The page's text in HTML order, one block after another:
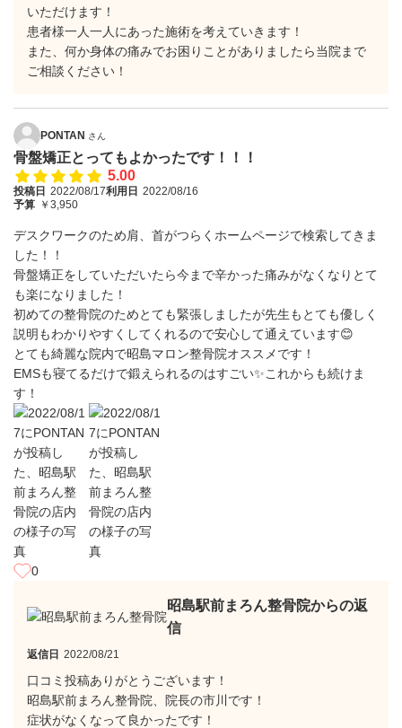
いただけます！
患者様一人一人にあった施術を考えていきます！
また、何か身体の痛みでお困りことがありましたら当院まで
ご相談ください！
PONTAN さん
骨盤矯正とってもよかったです！！！
5.00
投稿日 2022/08/17利用日 2022/08/16
予算 ￥3,950
デスクワークのため肩、首がつらくホームページで検索してきま
した！！
骨盤矯正をしていただいたら今まで辛かった痛みがなくなりとて
も楽になりました！
初めての整骨院のためとても緊張しましたが先生もとても優しく
説明もわかりやすくしてくれるので安心して通えています😊
とても綺麗な院内で昭島マロン整骨院オススメです！
EMSも寝てるだけで鍛えられるのはすごい✨これからも続けま
す！
0
昭島駅前まろん整骨院からの返
信
返信日 2022/08/21
口コミ投稿ありがとうございます！
昭島駅前まろん整骨院、院長の市川です！
症状がなくなって良かったです！